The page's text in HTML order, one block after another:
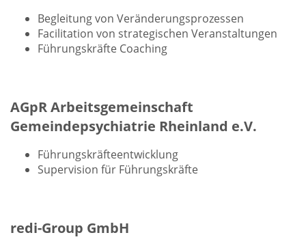
Begleitung von Veränderungsprozessen
Facilitation von strategischen Veranstaltungen
Führungskräfte Coaching
AGpR Arbeitsgemeinschaft
Gemeindepsychiatrie Rheinland e.V.
Führungskräfteentwicklung
Supervision für Führungskräfte
redi-Group GmbH